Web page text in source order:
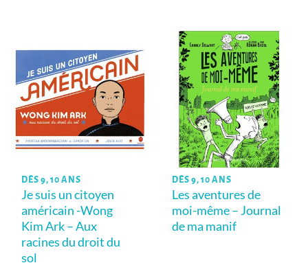
DÈS 9, 10 ANS
Je suis un citoyen
américain -Wong
Kim Ark – Aux
racines du droit du
sol
DÈS 9, 10 ANS
Les aventures de
moi-même – Journal
de ma manif